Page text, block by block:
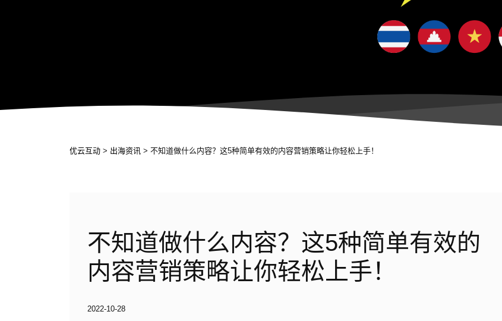
优云互动 > 出海资讯 > 不知道做什么内容？这5种简单有效的内容营销策略让你轻松上手！
不知道做什么内容？这5种简单有效的
内容营销策略让你轻松上手！
2022-10-28